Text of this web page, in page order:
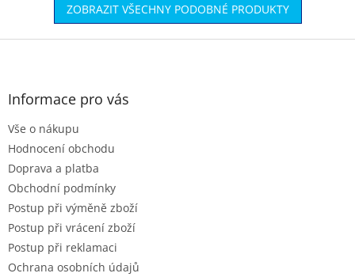
ZOBRAZIT VŠECHNY PODOBNÉ PRODUKTY
Z
Informace pro vás
Vše o nákupu
Hodnocení obchodu
Doprava a platba
Obchodní podmínky
Postup při výměně zboží
Postup při vrácení zboží
Postup při reklamaci
Ochrana osobních údajů